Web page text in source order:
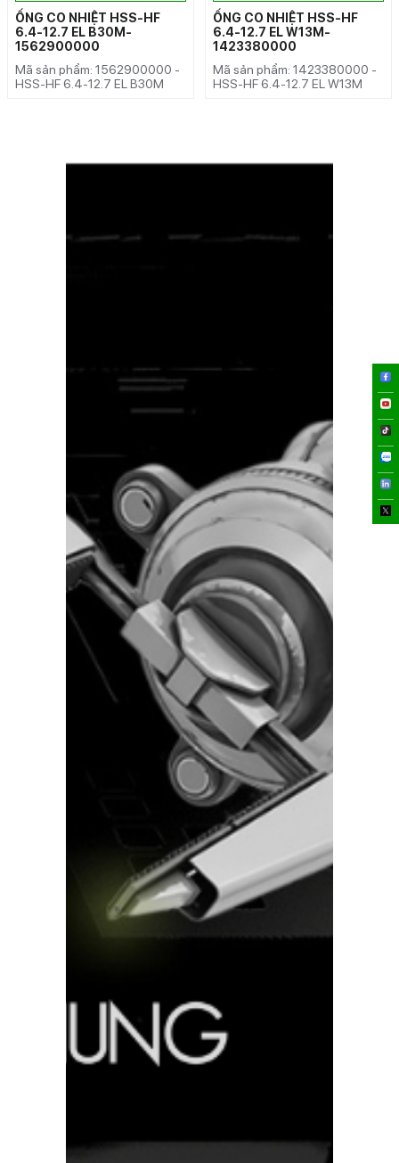
ỐNG CO NHIỆT HSS-HF
6.4-12.7 EL B30M-
1562900000
Mã sản phẩm: 1562900000 -
HSS-HF 6.4-12.7 EL B30M
ỐNG CO NHIỆT HSS-HF
6.4-12.7 EL W13M-
1423380000
Mã sản phẩm: 1423380000 -
HSS-HF 6.4-12.7 EL W13M